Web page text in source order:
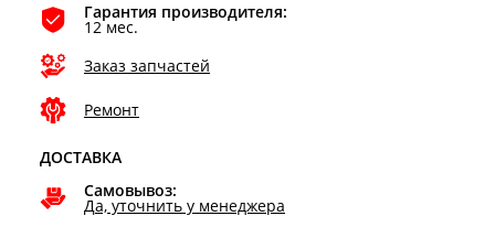
Гарантия производителя:
12 мес.
Заказ запчастей
Ремонт
ДОСТАВКА
Самовывоз:
Да, уточнить у менеджера